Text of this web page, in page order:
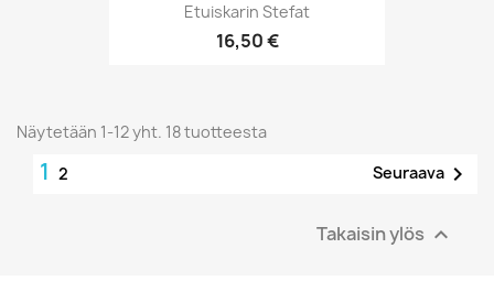
Etuiskarin Stefat
16,50 €
Näytetään 1-12 yht. 18 tuotteesta
1 2 Seuraava 
Takaisin ylös 